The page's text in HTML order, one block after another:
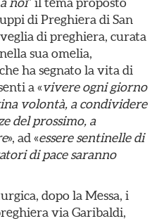
di Preghiera di San
di preghiera, curata
sua omelia,
ha segnato la vita di
a «vivere ogni giorno
volontà, a condividere
del prossimo, a
», ad «essere sentinelle di
di pace saranno
dopo la Messa, i
via Garibaldi,